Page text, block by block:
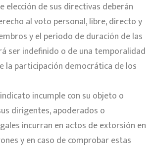
elección de sus directivas deberán
al voto personal, libre, directo y
y el periodo de duración de las
ser indefinido o de una temporalidad
la participación democrática de los
incumple con su objeto o
dirigentes, apoderados o
incurran en actos de extorsión en
y en caso de comprobar estas